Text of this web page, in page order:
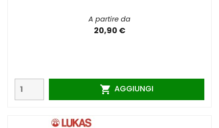
A partire da
20,90 €
 AGGIUNGI